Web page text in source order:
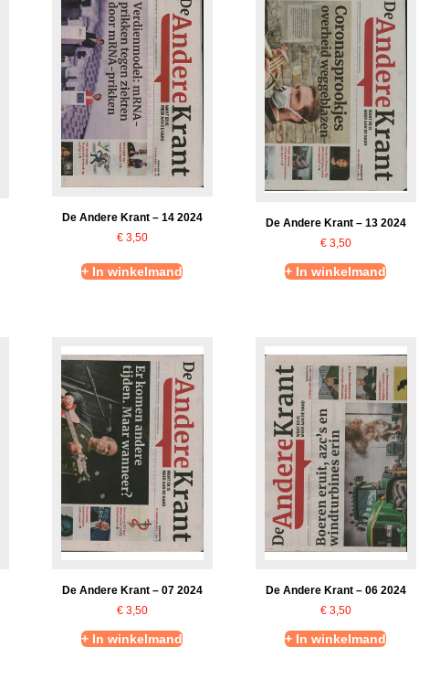
De Andere Krant – 14 2024
€3,50
+ In winkelmand
De Andere Krant – 13 2024
€3,50
+ In winkelmand
De Andere Krant – 07 2024
€3,50
+ In winkelmand
De Andere Krant – 06 2024
€3,50
+ In winkelmand